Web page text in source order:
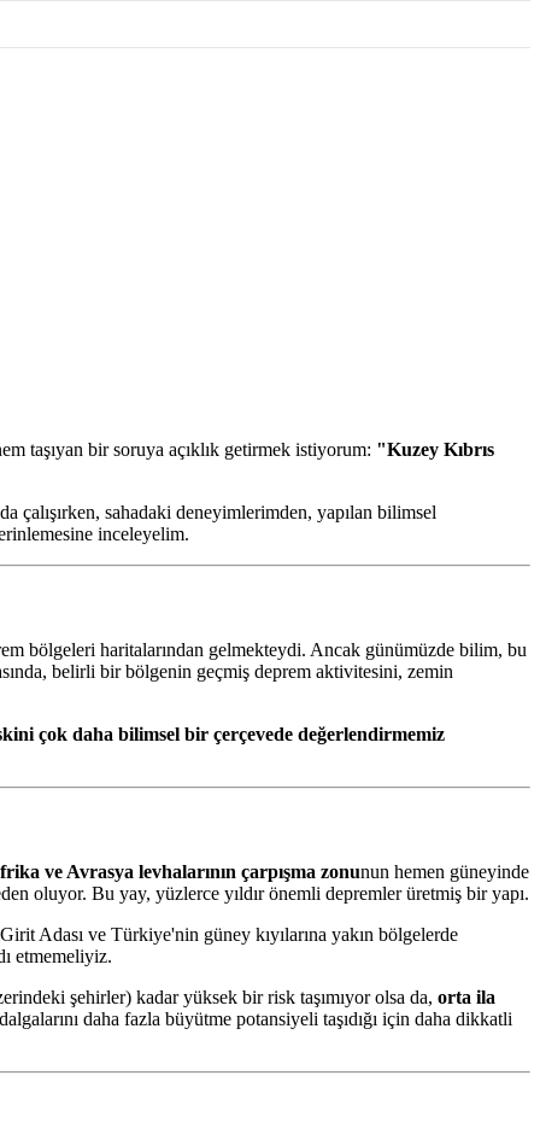
taşıyan bir soruya açıklık getirmek istiyorum: "Kuzey Kıbrıs
çalışırken, sahadaki deneyimlerimden, yapılan bilimsel
inceleyelim.
bölgeleri haritalarından gelmekteydi. Ancak günümüzde bilim, bu
belirli bir bölgenin geçmiş deprem aktivitesini, zemin
çok daha bilimsel bir çerçevede değerlendirmemiz
ve Avrasya levhalarının çarpışma zonunun hemen güneyinde
oluyor. Bu yay, yüzlerce yıldır önemli depremler üretmiş bir yapı.
Adası ve Türkiye'nin güney kıyılarına yakın bölgelerde
etmemeliyiz.
şehirler) kadar yüksek bir risk taşımıyor olsa da, orta ila
daha fazla büyütme potansiyeli taşıdığı için daha dikkatli